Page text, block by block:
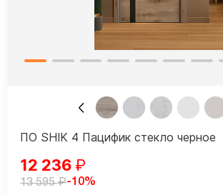
ПО SHIK 4 Пацифик стекло черное
12 236 ₽
13 595₽-10%